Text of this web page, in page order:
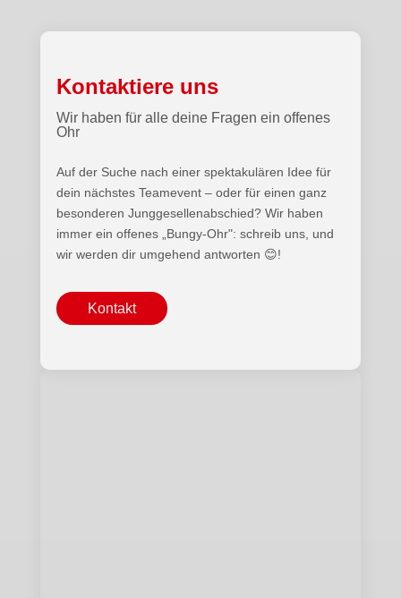
Kontaktiere uns
Wir haben für alle deine Fragen ein offenes
Ohr
Auf der Suche nach einer spektakulären Idee für
dein nächstes Teamevent – oder für einen ganz
besonderen Junggesellenabschied? Wir haben
immer ein offenes „Bungy-Ohr": schreib uns, und
wir werden dir umgehend antworten 😊!
Kontakt